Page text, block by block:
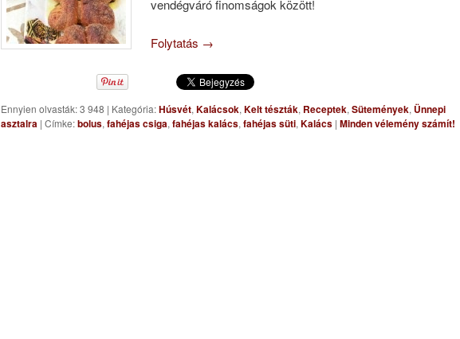
vendégváró finomságok között!
Folytatás →
Ennyien olvasták: 3 948 | Kategória:Húsvét, Kalácsok, Kelt tészták, Receptek, Sütemények, Ünnepi
asztalra | Címke:bolus, fahéjas csiga, fahéjas kalács, fahéjas süti, Kalács | Minden vélemény számít!